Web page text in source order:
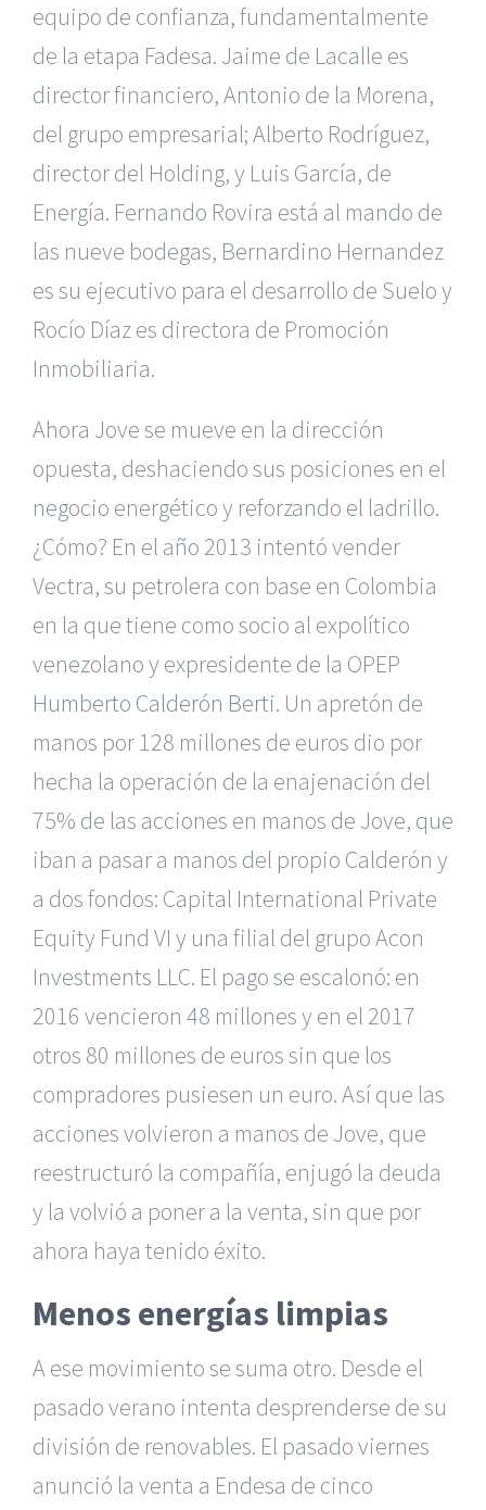
equipo de confianza, fundamentalmente
de la etapa Fadesa. Jaime de Lacalle es
director financiero, Antonio de la Morena,
del grupo empresarial; Alberto Rodríguez,
director del Holding, y Luis García, de
Energía. Fernando Rovira está al mando de
las nueve bodegas, Bernardino Hernandez
es su ejecutivo para el desarrollo de Suelo y
Rocío Díaz es directora de Promoción
Inmobiliaria.
Ahora Jove se mueve en la dirección
opuesta, deshaciendo sus posiciones en el
negocio energético y reforzando el ladrillo.
¿Cómo? En el año 2013 intentó vender
Vectra, su petrolera con base en Colombia
en la que tiene como socio al expolítico
venezolano y expresidente de la OPEP
Humberto Calderón Berti. Un apretón de
manos por 128 millones de euros dio por
hecha la operación de la enajenación del
75% de las acciones en manos de Jove, que
iban a pasar a manos del propio Calderón y
a dos fondos: Capital International Private
Equity Fund VI y una filial del grupo Acon
Investments LLC. El pago se escalonó: en
2016 vencieron 48 millones y en el 2017
otros 80 millones de euros sin que los
compradores pusiesen un euro. Así que las
acciones volvieron a manos de Jove, que
reestructuró la compañía, enjugó la deuda
y la volvió a poner a la venta, sin que por
ahora haya tenido éxito.
Menos energías limpias
A ese movimiento se suma otro. Desde el
pasado verano intenta desprenderse de su
división de renovables. El pasado viernes
anunció la venta a Endesa de cinco